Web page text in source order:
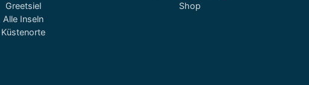
Greetsiel
Alle Inseln
Küstenorte
Shop